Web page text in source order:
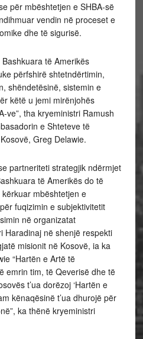
për mbështetjen e SHBA-së
vendin në proceset e
dhe të sigurisë.
të Amerikës
përfshirë shtetndërtimin,
shëndetësinë, sistemin e
këtë u jemi mirënjohës
ve”, tha kryeministri Ramush
e Shteteve të
Greg Delawie.
partneriteti strategjik ndërmjet
të Amerikës do të
mbështetjen e
fuqizimin e subjektivitetit
në organizatat
Haradinaj në shenjë respekti
misionit në Kosovë, ia ka
“Hartën e Artë të
emrin tim, të Qeverisë dhe të
t’ua dorëzoj ‘Hartën e
kënaqësinë t’ua dhurojë për
ka thënë kryeministri